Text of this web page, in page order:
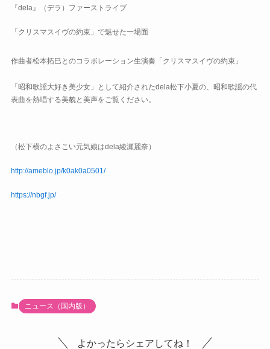
『dela』（デラ）ファーストライブ
「クリスマスイヴの約束」 で魅せた一場面
作曲者松本拓巳とのコラボレーション生演奏「クリスマスイヴの約束」
「昭和歌謡大好き美少女」として紹介されたdela松下小夏の、 昭和歌謡の代
表曲を熱唱する美貌と美声をご覧ください。
（松下横のよさこい元気娘はdela綾瀬麗奈）
http://ameblo.jp/k0ak0a0501/
https://nbgf.jp/
ニュース（国内版）
よかったらシェアしてね！